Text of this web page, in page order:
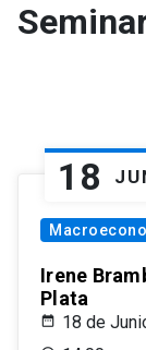
18
Irene
Plata
18 de